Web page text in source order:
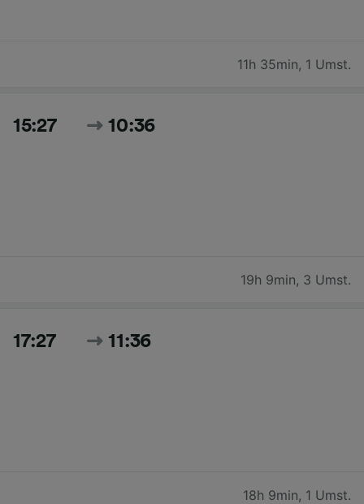
11h 35min, 1 Umst.
15:27 10:36
19h 9min, 3 Umst.
17:27 11:36
18h 9min, 1 Umst.